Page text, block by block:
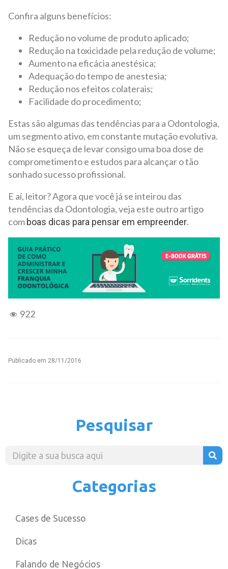
Confira alguns benefícios:
Redução no volume de produto aplicado;
Redução na toxicidade pela redução de volume;
Aumento na eficácia anestésica;
Adequação do tempo de anestesia;
Redução nos efeitos colaterais;
Facilidade do procedimento;
Estas são algumas das tendências para a Odontologia,
um segmento ativo, em constante mutação evolutiva.
Não se esqueça de levar consigo uma boa dose de
comprometimento e estudos para alcançar o tão
sonhado sucesso profissional.
E aí, leitor? Agora que você já se inteirou das
tendências da Odontologia, veja este outro artigo
com boas dicas para pensar em empreender.
922
Publicado em 28/11/2016
Pesquisar
Categorias
Cases de Sucesso
Dicas
Falando de Negócios